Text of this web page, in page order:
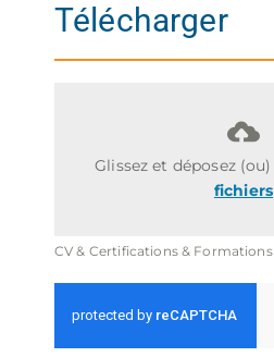
Télécharger
Glissez et déposez (ou)
fichiers
CV & Certifications & Formations